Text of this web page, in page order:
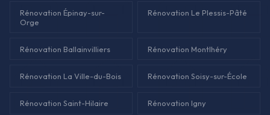
Rénovation Épinay-sur-
Orge
Rénovation Le Plessis-Pâté
Rénovation Ballainvilliers Rénovation Montlhéry
Rénovation La Ville-du-Bois Rénovation Soisy-sur-École
Rénovation Saint-Hilaire Rénovation Igny